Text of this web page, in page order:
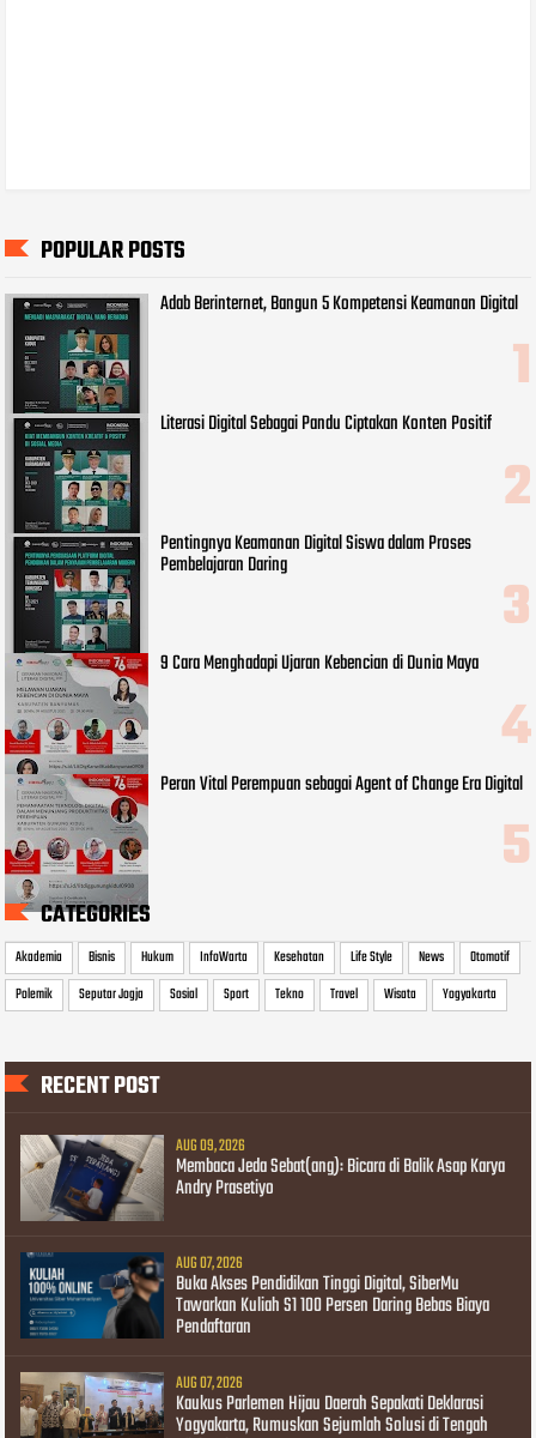
POPULAR POSTS
Adab Berinternet, Bangun 5 Kompetensi Keamanan Digital
Literasi Digital Sebagai Pandu Ciptakan Konten Positif
Pentingnya Keamanan Digital Siswa dalam Proses
Pembelajaran Daring
9 Cara Menghadapi Ujaran Kebencian di Dunia Maya
Peran Vital Perempuan sebagai Agent of Change Era Digital
CATEGORIES
Akademia Bisnis Hukum InfoWarta Kesehatan Life Style News
Otomotif
Polemik
Seputar Jogja Sosial Sport Tekno Travel Wisata Yogyakarta
RECENT POST
AUG 09, 2026
Membaca Jeda Sebat(ang): Bicara di Balik Asap Karya
Andry Prasetiyo
AUG 07, 2026
Buka Akses Pendidikan Tinggi Digital, SiberMu
Tawarkan Kuliah S1 100 Persen Daring Bebas Biaya
Pendaftaran
AUG 07, 2026
Kaukus Parlemen Hijau Daerah Sepakati Deklarasi
Yogyakarta, Rumuskan Sejumlah Solusi di Tengah